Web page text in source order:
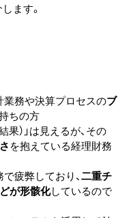
ます。
業務や決算プロセスのブ
ちの方
）」は見えるが、その
を抱えている経理財務
疲弊しており、二重チ
が形骸化しているので